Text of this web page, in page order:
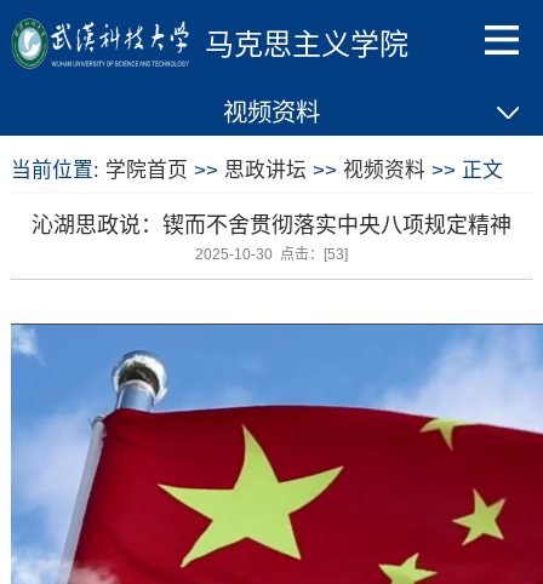
马克思主义学院
视频资料
当前位置: 学院首页 >> 思政讲坛 >> 视频资料 >> 正文
沁湖思政说：锲而不舍贯彻落实中央八项规定精神
2025-10-30 点击：[53]